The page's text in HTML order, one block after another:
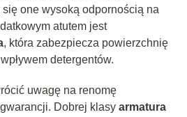
one wysoką odpornością na
atutem jest
, która zabezpiecza powierzchnię
detergentów.
uwagę na renomę
Dobrej klasy armatura